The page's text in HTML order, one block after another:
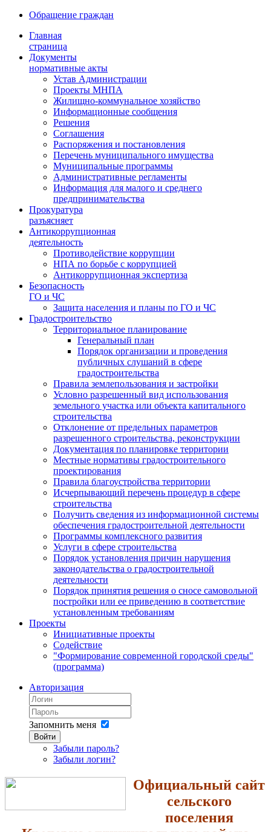
Обращение граждан
Главная
страница
Документы
нормативные акты
Устав Администрации
Проекты МНПА
Жилищно-коммунальное хозяйство
Информационные сообщения
Решения
Соглашения
Распоряжения и постановления
Перечень муниципального имущества
Муниципальные программы
Административные регламенты
Информация для малого и среднего
предпринимательства
Прокуратура
разъясняет
Антикоррупционная
деятельность
Противодействие коррупции
НПА по борьбе с коррупцией
Антикоррупционная экспертиза
Безопасность
ГО и ЧС
Защита населения и планы по ГО и ЧС
Градостроительство
Территориальное планирование
Генеральный план
Порядок организации и проведения
публичных слушаний в сфере
градостроительства
Правила землепользования и застройки
Условно разрешенный вид использования
земельного участка или объекта капитального
строительства
Отклонение от предельных параметров
разрешенного строительства, реконструкции
Документация по планировке территории
Местные нормативы градостроительного
проектирования
Правила благоустройства территории
Исчерпывающий перечень процедур в сфере
строительства
Получить сведения из информационной системы
обеспечения градостроительной деятельности
Программы комплексного развития
Услуги в сфере строительства
Порядок установления причин нарушения
законодательства о градостроительной
деятельности
Порядок принятия решения о сносе самовольной
постройки или ее приведению в соответствие
установленным требованиям
Проекты
Инициативные проекты
Содействие
"Формирование современной городской среды"
(программа)
Авторизация
Запомнить меня
Войти
Забыли пароль?
Забыли логин?
Официальный сайт
сельского
поселения